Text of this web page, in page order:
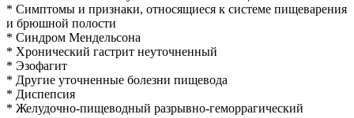
* Симптомы и признаки, относящиеся к системе пищеварения
и брюшной полости
* Синдром Мендельсона
* Хронический гастрит неуточненный
* Эзофагит
* Другие уточненные болезни пищевода
* Диспепсия
* Желудочно-пищеводный разрывно-геморрагический